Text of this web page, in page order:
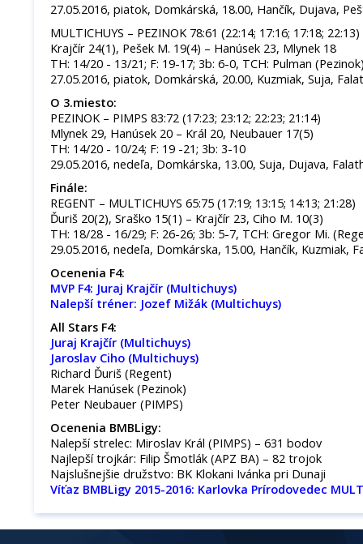
27.05.2016, piatok, Domkárská, 18.00, Hančík, Dujava,
MULTICHUYS – PEZINOK 78:61 (22:14; 17:16; 17:18; 22:13)
Krajčír 24(1), Pešek M. 19(4) – Hanúsek 23, Mlynek 18
TH: 14/20 - 13/21; F: 19-17; 3b: 6-0, TCH: Pulman
27.05.2016, piatok, Domkárská, 20.00, Kuzmiak, Suja,
O 3.miesto:
PEZINOK – PIMPS 83:72 (17:23; 23:12; 22:23; 21:14)
Mlynek 29, Hanúsek 20 – Král 20, Neubauer 17(5)
TH: 14/20 - 10/24; F: 19 -21; 3b: 3-10
29.05.2016, nedeľa, Domkárska, 13.00, Suja, Dujava,
Finále:
REGENT – MULTICHUYS 65:75 (17:19; 13:15; 14:13; 21:28)
Ďuriš 20(2), Sraško 15(1) – Krajčír 23, Ciho M. 10(3)
TH: 18/28 - 16/29; F: 26-26; 3b: 5-7, TCH: Gregor Mi.
29.05.2016, nedeľa, Domkárska, 15.00, Hančík, Kuzmiak,
Ocenenia F4:
MVP F4: Juraj Krajčír (Multichuys)
Nalepší tréner: Jozef Mižák (Multichuys)
All Stars F4:
Juraj Krajčír (Multichuys)
Jaroslav Ciho (Multichuys)
Richard Ďuriš (Regent)
Marek Hanúsek (Pezinok)
Peter Neubauer (PIMPS)
Ocenenia BMBLigy:
Nalepší strelec: Miroslav Král (PIMPS) – 631 bodov
Najlepší trojkár: Filip Šmotlák (APZ BA) – 82 trojok
Najslušnejšie družstvo: BK Klokani Ivánka pri Dunaji
Víťaz BMBLigy 2015-2016: Karlovka Prírodovedec